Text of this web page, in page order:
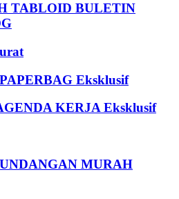
TABLOID BULETIN
Eksklusif
KERJA Eksklusif
MURAH